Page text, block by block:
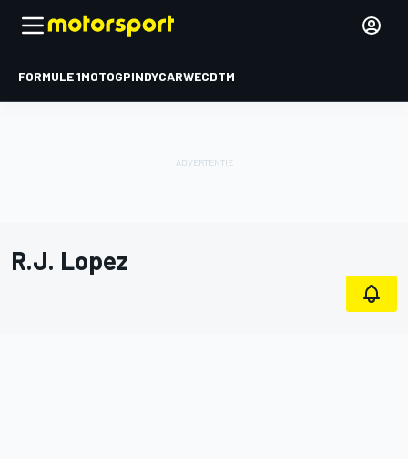
FORMULE 1MOTOGPINDYCARWECDTM
R.J. Lopez